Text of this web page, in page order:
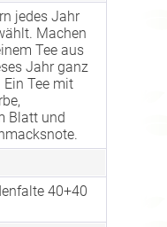
jedes Jahr
Machen
Tee aus
Jahr ganz
Tee mit
Blatt und
40+40